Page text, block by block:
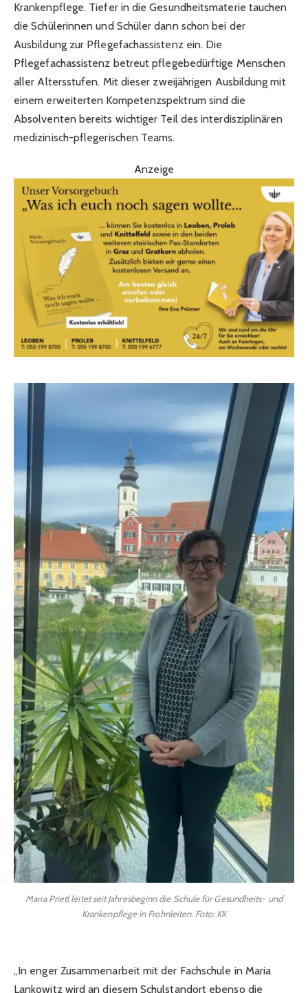
Krankenpflege. Tiefer in die Gesundheitsmaterie tauchen
die Schülerinnen und Schüler dann schon bei der
Ausbildung zur Pflegefachassistenz ein. Die
Pflegefachassistenz betreut pflegebedürftige Menschen
aller Altersstufen. Mit dieser zweijährigen Ausbildung mit
einem erweiterten Kompetenzspektrum sind die
Absolventen bereits wichtiger Teil des interdisziplinären
medizinisch-pflegerischen Teams.
Anzeige
Maria Prietl leitet seit Jahresbeginn die Schule für Gesundheits- und
Krankenpflege in Frohnleiten. Foto: KK
„In enger Zusammenarbeit mit der Fachschule in Maria
Lankowitz wird an diesem Schulstandort ebenso die